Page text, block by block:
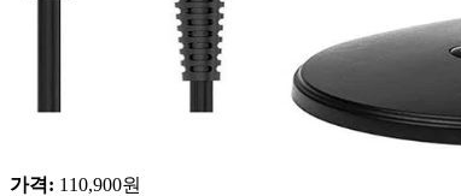
가격: 110,900원